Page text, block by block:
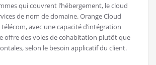
qui couvrent l’hébergement, le cloud
de nom de domaine. Orange Cloud
avec une capacité d’intégration
offre des voies de cohabitation plutôt que
selon le besoin applicatif du client.